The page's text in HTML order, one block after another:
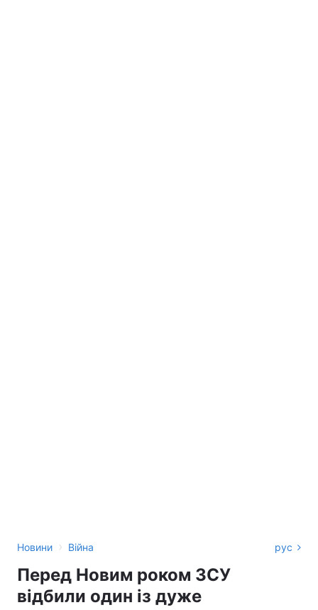
Новини › Війна рус
Перед Новим роком ЗСУ
відбили один із дуже